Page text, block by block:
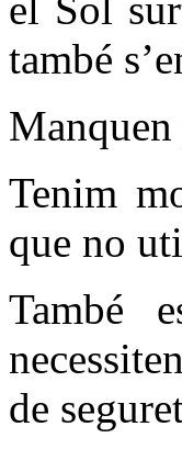
també
Tenim
que no
També
de